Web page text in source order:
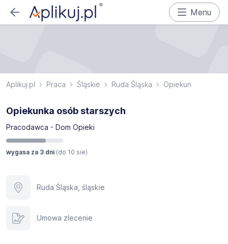
Menu
Aplikuj.pl Praca Śląskie Ruda Śląska Opiekun
Opiekunka osób starszych
Pracodawca - Dom Opieki
wygasa za 3 dni (do 10 sie)
Ruda Śląska, śląskie
Umowa zlecenie